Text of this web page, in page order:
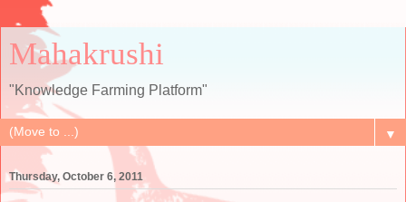
Mahakrushi
"Knowledge Farming Platform"
▼
Thursday, October 6, 2011